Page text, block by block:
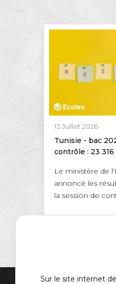
13 Juillet 2026
Tunisie - bac
contrôle : 23
Le ministère de
annoncé les
la session de
Sur le site internet